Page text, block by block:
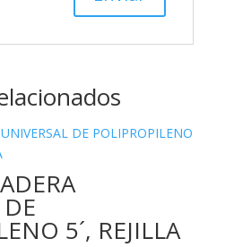
5´, REJILLA